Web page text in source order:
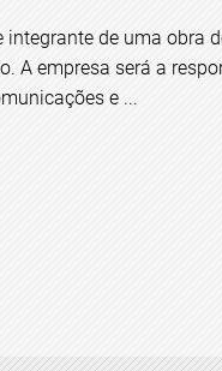
integrante de uma obra
A empresa será a
e ...